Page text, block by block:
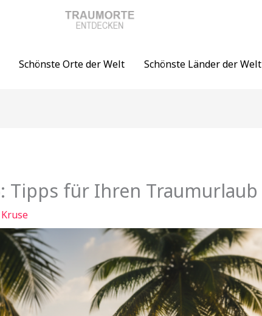
Schönste Orte der Welt Schönste Länder der Welt
Tipps für Ihren Traumurlaub